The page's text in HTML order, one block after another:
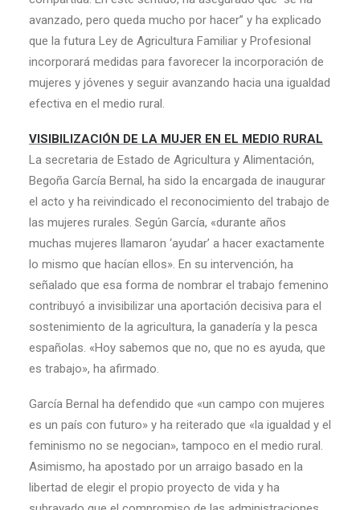
avanzado, pero queda mucho por hacer” y ha explicado
que la futura Ley de Agricultura Familiar y Profesional
incorporará medidas para favorecer la incorporación de
mujeres y jóvenes y seguir avanzando hacia una igualdad
efectiva en el medio rural.
VISIBILIZACIÓN DE LA MUJER EN EL MEDIO RURAL
La secretaria de Estado de Agricultura y Alimentación,
Begoña García Bernal, ha sido la encargada de inaugurar
el acto y ha reivindicado el reconocimiento del trabajo de
las mujeres rurales. Según García, «durante años
muchas mujeres llamaron ‘ayudar’ a hacer exactamente
lo mismo que hacían ellos». En su intervención, ha
señalado que esa forma de nombrar el trabajo femenino
contribuyó a invisibilizar una aportación decisiva para el
sostenimiento de la agricultura, la ganadería y la pesca
españolas. «Hoy sabemos que no, que no es ayuda, que
es trabajo», ha afirmado.
García Bernal ha defendido que «un campo con mujeres
es un país con futuro» y ha reiterado que «la igualdad y el
feminismo no se negocian», tampoco en el medio rural.
Asimismo, ha apostado por un arraigo basado en la
libertad de elegir el propio proyecto de vida y ha